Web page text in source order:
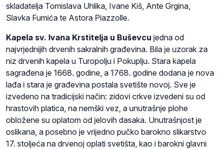
skladatelja Tomislava Uhlika, Ivane Kiš, Ante Grgina,
Slavka Fumića te Astora Piazzolle.
Kapela sv. Ivana Krstitelja u Buševcu jedna od
najvrjednijih drvenih sakralnih građevina. Bila je uzorak za
niz drvenih kapela u Turopolju i Pokuplju. Stara kapela
sagrađena je 1668. godine, a 1768. godine dodana je nova
lađa i stara je građevina postala svetište novoj. Sve je
izvedeno na tradicijski način: zidovi crkve izvedeni su od
hrastovih platica, na nemški vez, a unutrašnje plohe
obložene su oplatom od jelovih dasaka. Unutrašnjost je
oslikana, a posebno je vrijedno pučko barokno slikarstvo
17. stoljeća na drvenoj oplati svetišta, kao i barokni glavni